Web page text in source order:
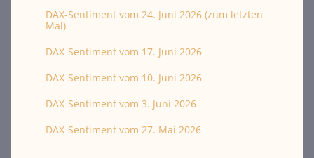
DAX-Sentiment vom 24. Juni 2026 (zum letzten
Mal)
DAX-Sentiment vom 17. Juni 2026
DAX-Sentiment vom 10. Juni 2026
DAX-Sentiment vom 3. Juni 2026
DAX-Sentiment vom 27. Mai 2026